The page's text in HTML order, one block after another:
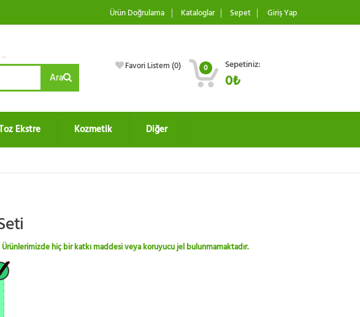
Ürün Doğrulama Kataloglar Sepet Giriş Yap
Ara
Favori Listem (0) 0 Sepetiniz:
0₺
Ekstre Kozmetik Diğer
Ürünlerimizde hiç bir katkı maddesi veya koruyucu jel bulunmamaktadır.